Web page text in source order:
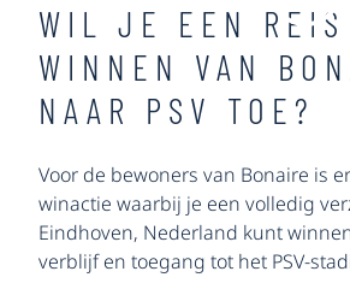
WIL JE EEN REIS
WINNEN VAN
NAAR PSV TOE?
Voor de bewoners van Bonaire is
winactie waarbij je een volledig
Eindhoven, Nederland kunt
verblijf en toegang tot het PSV-